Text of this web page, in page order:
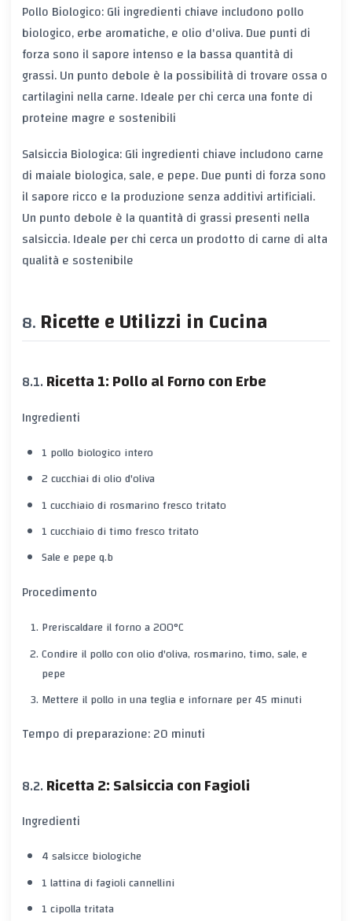
Pollo Biologico: Gli ingredienti chiave includono pollo
biologico, erbe aromatiche, e olio d'oliva. Due punti di
forza sono il sapore intenso e la bassa quantità di
grassi. Un punto debole è la possibilità di trovare ossa o
cartilagini nella carne. Ideale per chi cerca una fonte di
proteine magre e sostenibili
Salsiccia Biologica: Gli ingredienti chiave includono carne
di maiale biologica, sale, e pepe. Due punti di forza sono
il sapore ricco e la produzione senza additivi artificiali.
Un punto debole è la quantità di grassi presenti nella
salsiccia. Ideale per chi cerca un prodotto di carne di alta
qualità e sostenibile
Ricette e Utilizzi in Cucina
Ricetta 1: Pollo al Forno con Erbe
Ingredienti
1 pollo biologico intero
2 cucchiai di olio d'oliva
1 cucchiaio di rosmarino fresco tritato
1 cucchiaio di timo fresco tritato
Sale e pepe q.b
Procedimento
Preriscaldare il forno a 200°C
Condire il pollo con olio d'oliva, rosmarino, timo, sale, e
pepe
Mettere il pollo in una teglia e infornare per 45 minuti
Tempo di preparazione: 20 minuti
Ricetta 2: Salsiccia con Fagioli
Ingredienti
4 salsicce biologiche
1 lattina di fagioli cannellini
1 cipolla tritata